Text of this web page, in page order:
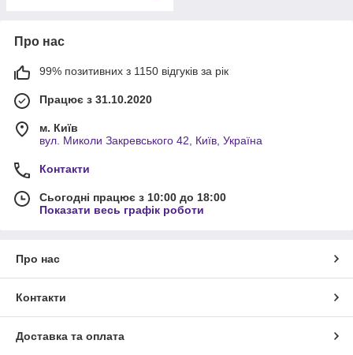
Про нас
99% позитивних з 1150 відгуків за рік
Працює з 31.10.2020
м. Київ
вул. Миколи Закревського 42, Київ, Україна
Контакти
Сьогодні працює з 10:00 до 18:00
Показати весь графік роботи
Про нас
Контакти
Доставка та оплата